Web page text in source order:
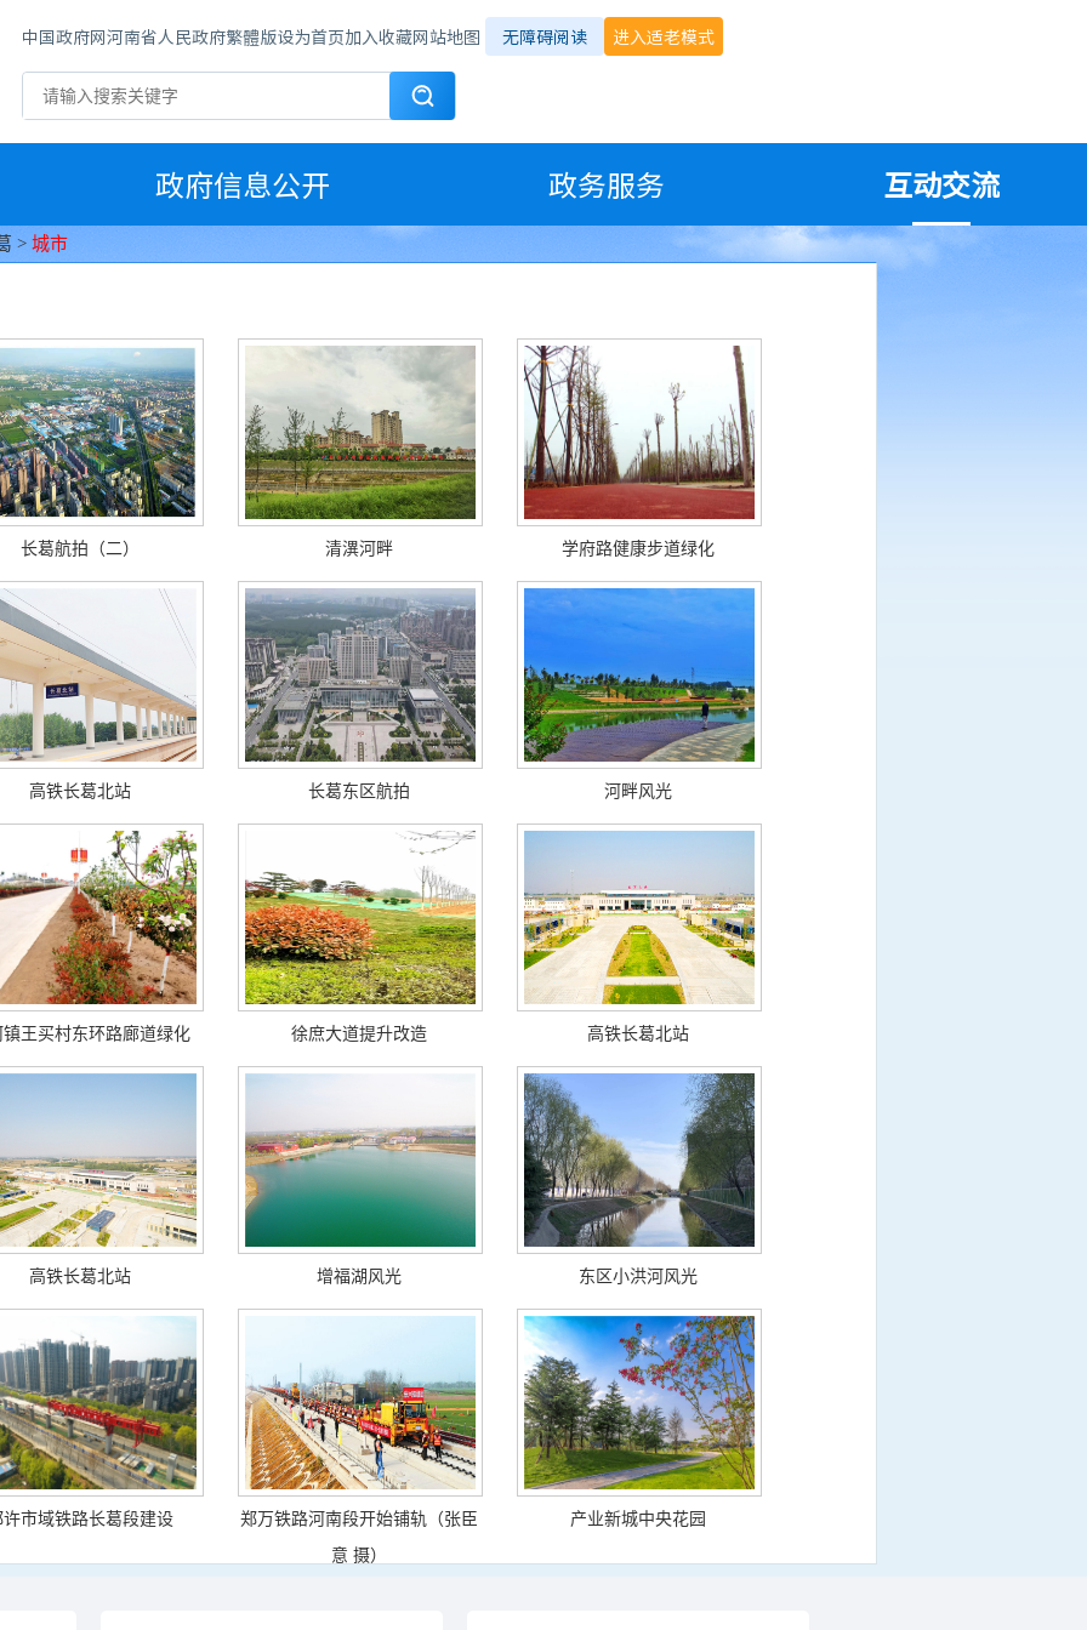
中国政府网河南省人民政府繁體版设为首页加入收藏网站地图 无障碍阅读 进入适老模式
政府信息公开 政务服务 互动交流
> 城市
长葛航拍（二） 清潩河畔 学府路健康步道绿化
高铁长葛北站 长葛东区航拍 河畔风光
镇王买村东环路廊道绿化 徐庶大道提升改造 高铁长葛北站
高铁长葛北站 增福湖风光 东区小洪河风光
许市域铁路长葛段建设
郑万铁路河南段开始铺轨（张臣
意 摄）
产业新城中央花园